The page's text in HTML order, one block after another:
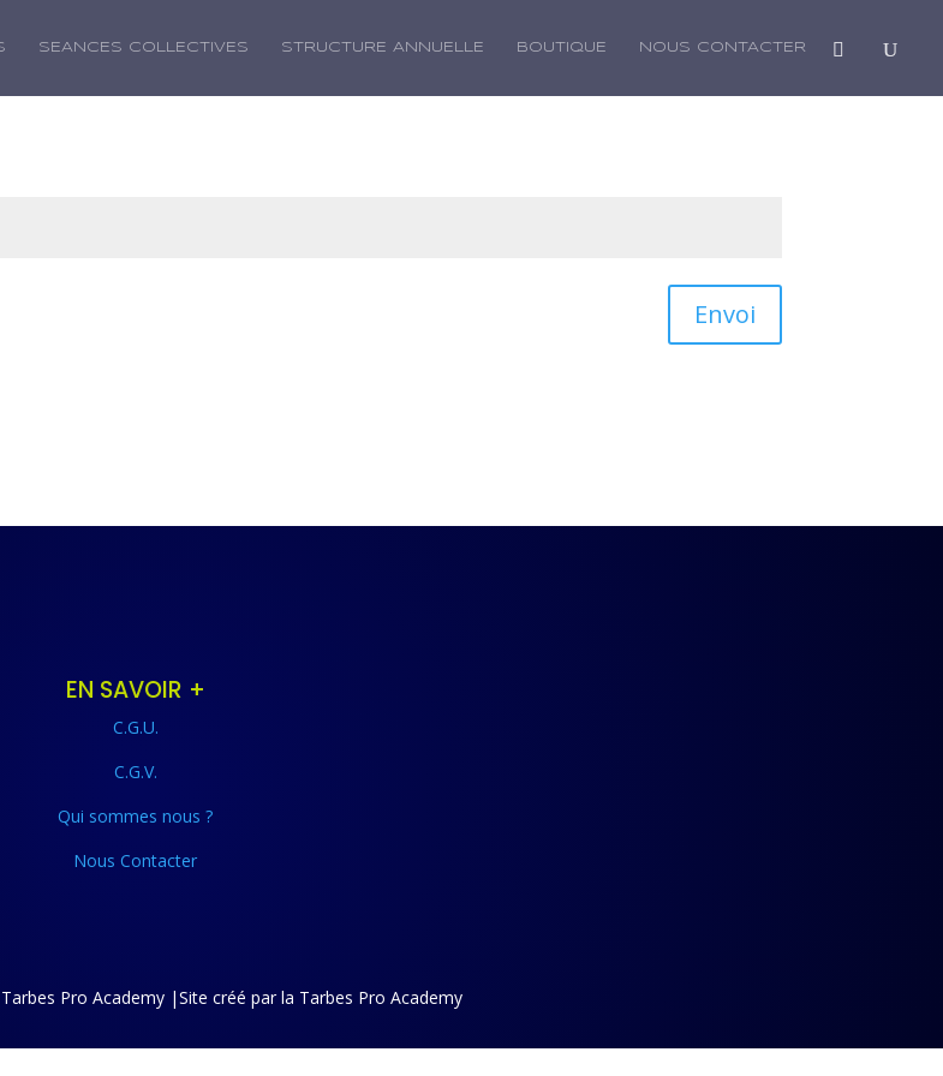
SEANCES COLLECTIVES STRUCTURE ANNUELLE BOUTIQUE NOUS CONTACTER
Envoi
EN SAVOIR +
C.G.U.
C.G.V.
Qui sommes nous ?
Nous Contacter
Pro Academy |Site créé par la Tarbes Pro Academy